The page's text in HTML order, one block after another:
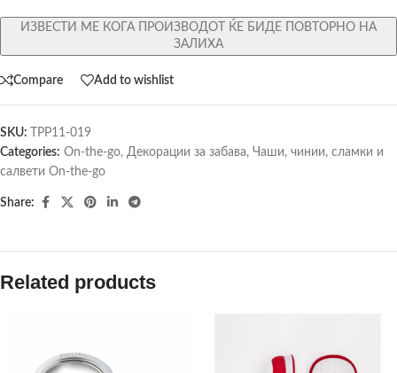
ИЗВЕСТИ МЕ КОГА ПРОИЗВОДОТ ЌЕ БИДЕ ПОВТОРНО НА
ЗАЛИХА
Compare Add to wishlist
SKU:
TPP11-019
Categories: On-the-go, Декорации за забава, Чаши, чинии, сламки и
салвети On-the-go
Share:
Related products